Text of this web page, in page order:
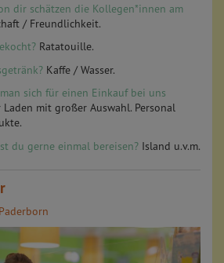
dir schätzen die Kollegen*innen am
/ Freundlichkeit.
Ratatouille.
Kaffe / Wasser.
sich für einen Einkauf bei uns
Laden mit großer Auswahl. Personal
du gerne einmal bereisen? Island u.v.m.
Paderborn